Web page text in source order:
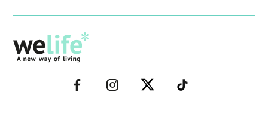
–
FACEBOOK–
–
INSTAGRAM–
–
TWITTER–
–
WELIFE–